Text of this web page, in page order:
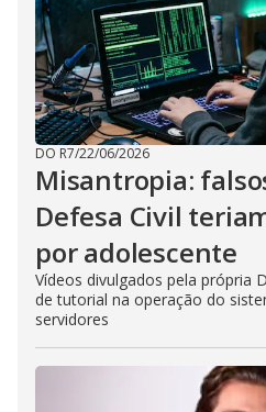
DO R7/22/06/2026
Misantropia:
Defesa Civil
por adolescente
Vídeos divulgados pela própria
de tutorial na operação do
servidores